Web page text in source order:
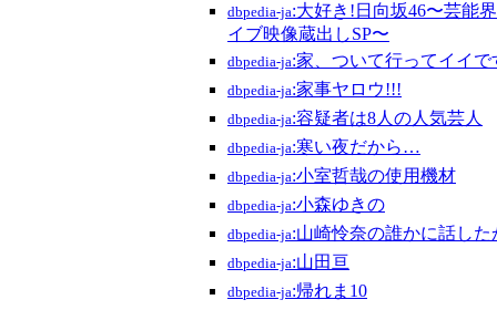
dbpedia-ja:大好き!日向坂46〜芸能
イブ映像蔵出しSP〜
dbpedia-ja:家、ついて行ってイイで
dbpedia-ja:家事ヤロウ!!!
dbpedia-ja:容疑者は8人の人気芸人
dbpedia-ja:寒い夜だから…
dbpedia-ja:小室哲哉の使用機材
dbpedia-ja:小森ゆきの
dbpedia-ja:山崎怜奈の誰かに話し
dbpedia-ja:山田亘
dbpedia-ja:帰れま10